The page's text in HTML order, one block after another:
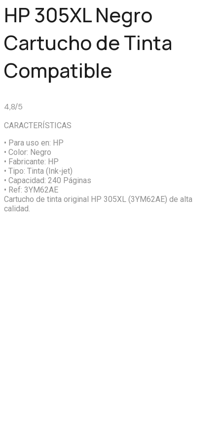
HP 305XL Negro
Cartucho de Tinta
Compatible
4,8/5
CARACTERÍSTICAS
• Para uso en: HP
• Color: Negro
• Fabricante: HP
• Tipo: Tinta (Ink-jet)
• Capacidad: 240 Páginas
• Ref: 3YM62AE
Cartucho de tinta original HP 305XL (3YM62AE) de alta
calidad.